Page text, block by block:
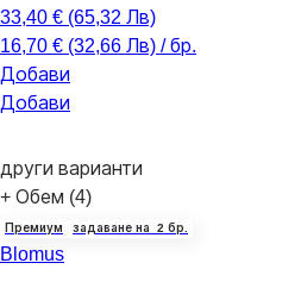
33,40 € (65,32 Лв)
16,70 € (32,66 Лв) / бр.
Добави
Добави
други варианти
+ Обем (4)
Премиум задаване на 2 бр.
Blomus